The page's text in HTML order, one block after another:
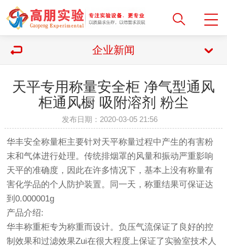
企业新闻
天平专用称量安全柜 净气型通风
柜通风橱 吸附溶剂 粉尘
发布日期：2020-03-05 21:56
华丰安全称量柜主要针对天平称量过程中产生的有害粉
末和气体进行处理。传统排烟罩的风量和振动严重影响
天平的准确度，因此在许多情况下，基本上没有称量有
害化学品的个人防护装置。同一天，称重结果可保证达
到0.000001g
产品介绍:
华丰称重柜专为称重而设计。负压气流保证了良好的控
制效果和过滤效果Zui在很大程度上保证了实验室技术人